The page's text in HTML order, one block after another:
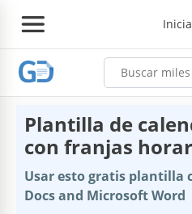
Plantilla de
con franjas
Usar esto gratis plantilla
Docs and Microsoft Word